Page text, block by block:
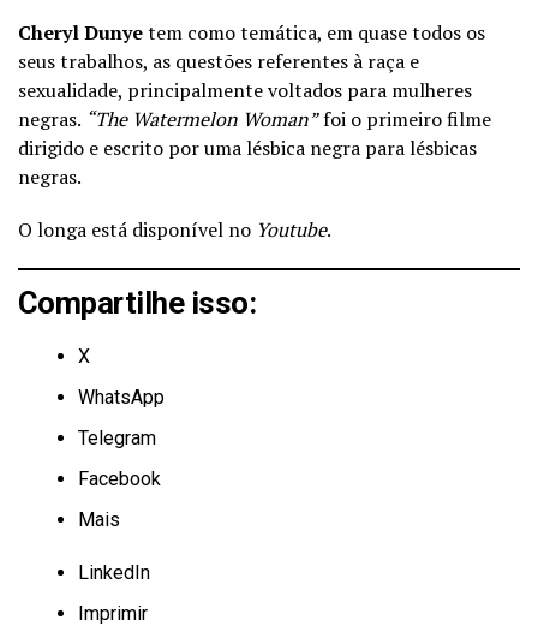
Cheryl Dunyetem como temática, em quase todos os
seus trabalhos, as questões referentes à raça e
sexualidade, principalmente voltados para mulheres
negras. “The Watermelon Woman”foi o primeiro filme
dirigido e escrito por uma lésbica negra para lésbicas
negras.
O longa está disponível no Youtube.
Compartilhe isso:
X
WhatsApp
Telegram
Facebook
Mais
LinkedIn
Imprimir